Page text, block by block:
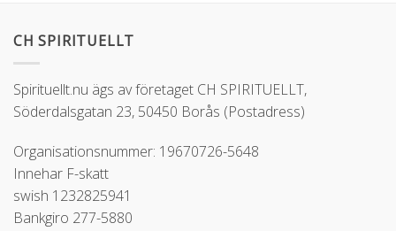
CH SPIRITUELLT
Spirituellt.nu ägs av företaget CH SPIRITUELLT,
Söderdalsgatan 23, 50450 Borås (Postadress)
Organisationsnummer: 19670726-5648
Innehar F-skatt
swish 1232825941
Bankgiro 277-5880